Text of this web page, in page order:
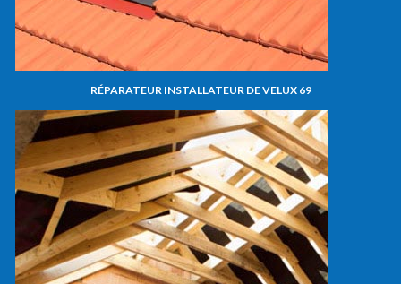
RÉPARATEUR INSTALLATEUR DE VELUX 69